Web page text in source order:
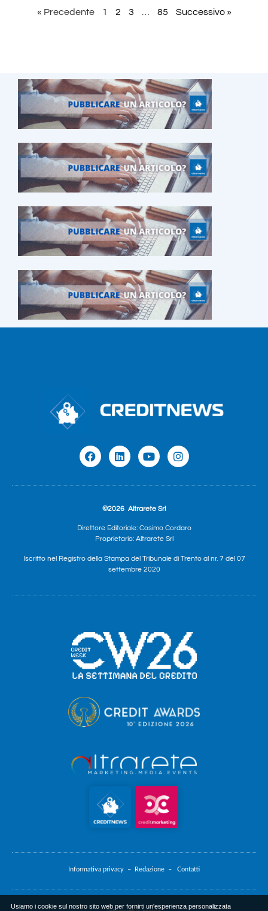
« Precedente 1 2 3 85 Successivo »
©2026 Altrarete Srl
Direttore Editoriale: Cosimo Cordaro
Proprietario: Altrarete Srl
Iscritto nel Registro della Stampa del Tribunale di Trento al nr. 7 del 07
settembre 2020
Informativa privacy – Redazione – Contatti
Usiamo i cookie sul nostro sito web per fornirti un'esperienza personalizzata